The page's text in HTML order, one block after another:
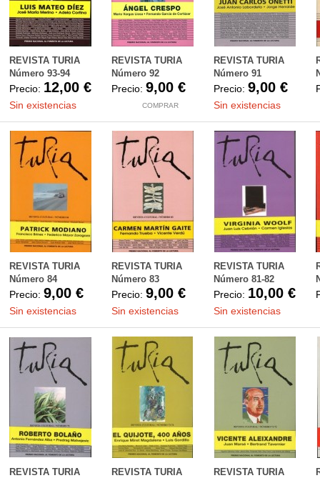
REVISTA TURIA
Número 93-94
Precio: 12,00 €
Sin existencias
REVISTA TURIA
Número 92
Precio: 9,00 €
COMPRAR
REVISTA TURIA
Número 91
Precio: 9,00 €
Sin existencias
REVISTA TURIA
Número 84
Precio: 9,00 €
Sin existencias
REVISTA TURIA
Número 83
Precio: 9,00 €
Sin existencias
REVISTA TURIA
Número 81-82
Precio: 10,00 €
Sin existencias
REVISTA TURIA
REVISTA TURIA
REVISTA TURIA